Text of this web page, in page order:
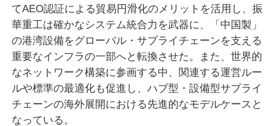
てAEO認証による貿易円滑化のメリットを活用し、振
華重工は確かなシステム統合力を武器に、「中国製」
の港湾設備をグローバル・サプライチェーンを支える
重要なインフラの一部へと転換させた。また、世界的
なネットワーク構築に参画する中、関連する運営ルー
ルや標準の最適化も促進し、ハブ型・設備型サプライ
チェーンの海外展開における先進的なモデルケースと
なっている。